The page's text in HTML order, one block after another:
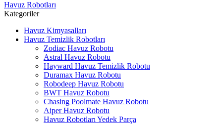
Kategoriler
Havuz Kimyasalları
Havuz Temizlik Robotları
Zodiac Havuz Robotu
Astral Havuz Robotu
Hayward Havuz Temizlik Robotu
Duramax Havuz Robotu
Robodeep Havuz Robotu
BWT Havuz Robotu
Chasing Poolmate Havuz Robotu
Aiper Havuz Robotu
Havuz Robotları Yedek Parça